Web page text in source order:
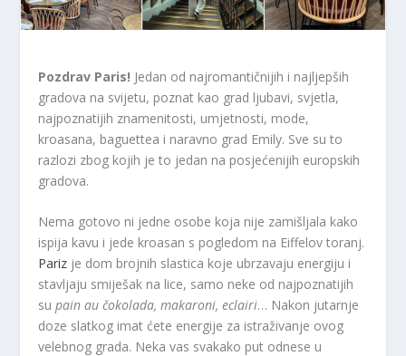
Pozdrav Paris! Jedan od najromantičnijih i najljepših
gradova na svijetu, poznat kao grad ljubavi, svjetla,
najpoznatijih znamenitosti, umjetnosti, mode,
kroasana, baguettea i naravno grad Emily. Sve su to
razlozi zbog kojih je to jedan na posjećenijih europskih
gradova.
Nema gotovo ni jedne osobe koja nije zamišljala kako
ispija kavu i jede kroasan s pogledom na Eiffelov toranj.
Pariz je dom brojnih slastica koje ubrzavaju energiju i
stavljaju smiješak na lice, samo neke od najpoznatijih
supain au čokolada, makaroni, eclairi… Nakon jutarnje
doze slatkog imat ćete energije za istraživanje ovog
velebnog grada. Neka vas svakako put odnese u